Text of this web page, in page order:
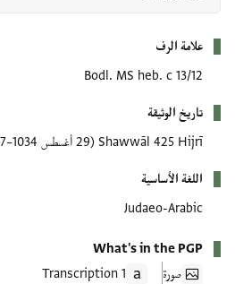
علامة الرف
Bodl. MS heb. c 13/12
تاريخ الوثيقة
Shawwāl 425 Hijrī (29 أغسطس 1034–7 سبتمبر 1034 CE)
اللغة الأساسية
Judaeo-Arabic
What's in the PGP
صورة
1 Transcription